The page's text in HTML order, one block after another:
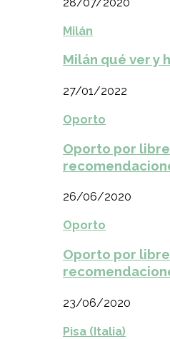
Milán
Milán qué ver y
27/01/2022
Oporto
Oporto por
26/06/2020
Oporto
Oporto por
23/06/2020
Pisa (Italia)